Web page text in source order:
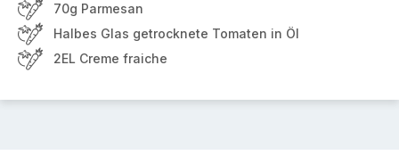
70g Parmesan
Halbes Glas getrocknete Tomaten in Öl
2EL Creme fraiche